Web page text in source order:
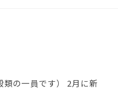
の一員です） 2月に新